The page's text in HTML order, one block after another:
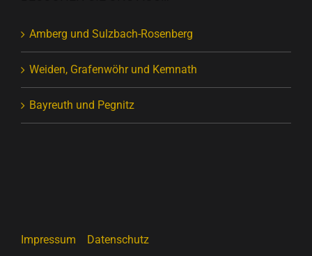
Amberg und Sulzbach-Rosenberg
Weiden, Grafenwöhr und Kemnath
Bayreuth und Pegnitz
Impressum Datenschutz